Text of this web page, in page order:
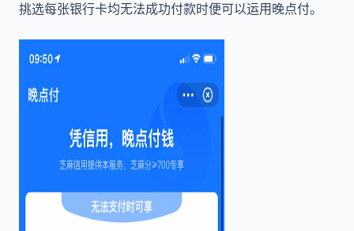
挑选每张银行卡均无法成功付款时便可以运用晚点付。